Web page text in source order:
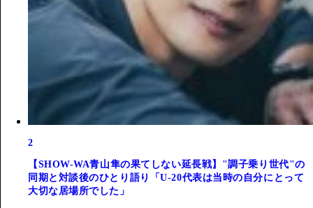
2
【SHOW-WA青山隼の果てしない延長戦】"調子乗り世代"の
同期と対談後のひとり語り「U-20代表は当時の自分にとって
大切な居場所でした」